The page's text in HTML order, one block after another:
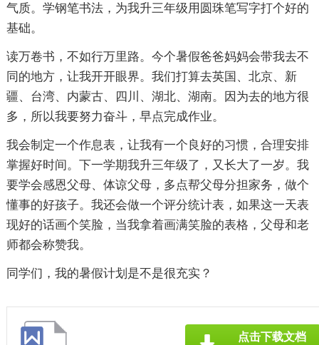
气质。学钢笔书法，为我升三年级用圆珠笔写字打个好的
基础。
读万卷书，不如行万里路。今个暑假爸爸妈妈会带我去不
同的地方，让我开开眼界。我们打算去英国、北京、新
疆、台湾、内蒙古、四川、湖北、湖南。因为去的地方很
多，所以我要努力奋斗，早点完成作业。
我会制定一个作息表，让我有一个良好的习惯，合理安排
掌握好时间。下一学期我升三年级了，又长大了一岁。我
要学会感恩父母、体谅父母，多点帮父母分担家务，做个
懂事的好孩子。我还会做一个评分统计表，如果这一天表
现好的话画个笑脸，当我拿着画满笑脸的表格，父母和老
师都会称赞我。
同学们，我的暑假计划是不是很充实？
点击下载文档